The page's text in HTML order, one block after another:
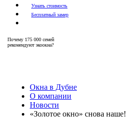
Узнать стоимость
Бесплатный замер
Почему 175 000 семей
рекомендуют экоокна?
Окна в Дубне
О компании
Новости
«Золотое окно» снова наше!